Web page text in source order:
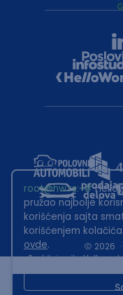
2026 ·
Sadržaj sajta
This site is protected by
root@hw.rs:~#
pružao najbolje
korišćenja sajta
korišćenjem
ovde.